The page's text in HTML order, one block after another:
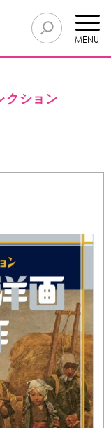
MENU
クション